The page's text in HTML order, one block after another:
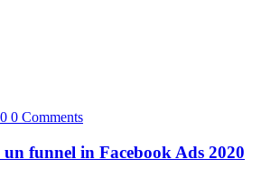
0 Comments
funnel in Facebook Ads 2020